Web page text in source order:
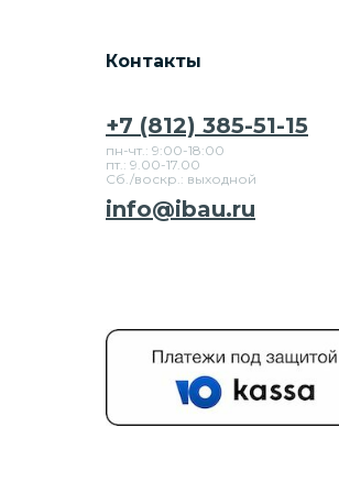
+7 (812) 385-51-15
пн-чт.: 9:00-18:00
пт.: 9.00-17.00
Сб./воскр.: выходной
Контакты
info@ibau.ru